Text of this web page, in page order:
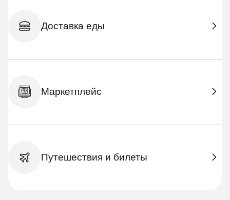
Доставка еды
Маркетплейс
Путешествия и билеты